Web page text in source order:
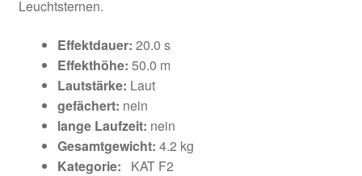
Leuchtsternen.
Effektdauer: 20.0 s
Effekthöhe: 50.0 m
Lautstärke: Laut
gefächert: nein
lange Laufzeit: nein
Gesamtgewicht: 4.2 kg
Kategorie:
KAT F2